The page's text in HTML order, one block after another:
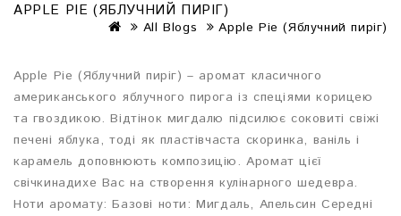
APPLE PIE (ЯБЛУЧНИЙ ПИРІГ)
All Blogs Apple Pie (Яблучний пиріг)
Apple Pie (Яблучний пиріг) – аромат класичного
американського яблучного пирога із спеціями корицею
та гвоздикою. Відтінок мигдалю підсилює соковиті свіжі
печені яблука, тоді як пластівчаста скоринка, ваніль і
карамель доповнюють композицію. Аромат цієї
свічкинадихе Вас на створення кулінарного шедевра.
Ноти аромату: Базові ноти: Мигдаль, Апельсин Середні